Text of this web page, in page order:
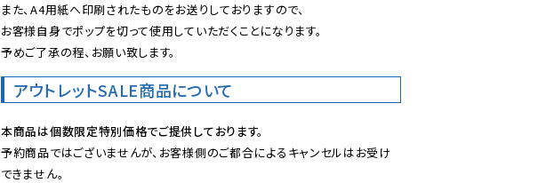
また、A4用紙へ印刷されたものをお送りしておりますので、
お客様自身でポップを切って使用していただくことになります。
予めご了承の程、お願い致します。
アウトレットSALE商品について
本商品は個数限定特別価格でご提供しております。
予約商品ではございませんが、お客様側のご都合によるキャンセルはお受け
できません。